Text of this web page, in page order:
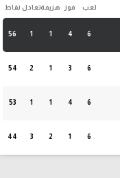
لعب فوز هزيمةتعادل نقاط
6
4
1
1
56
6
3
1
2
54
6
4
1
1
53
6
1
2
3
44